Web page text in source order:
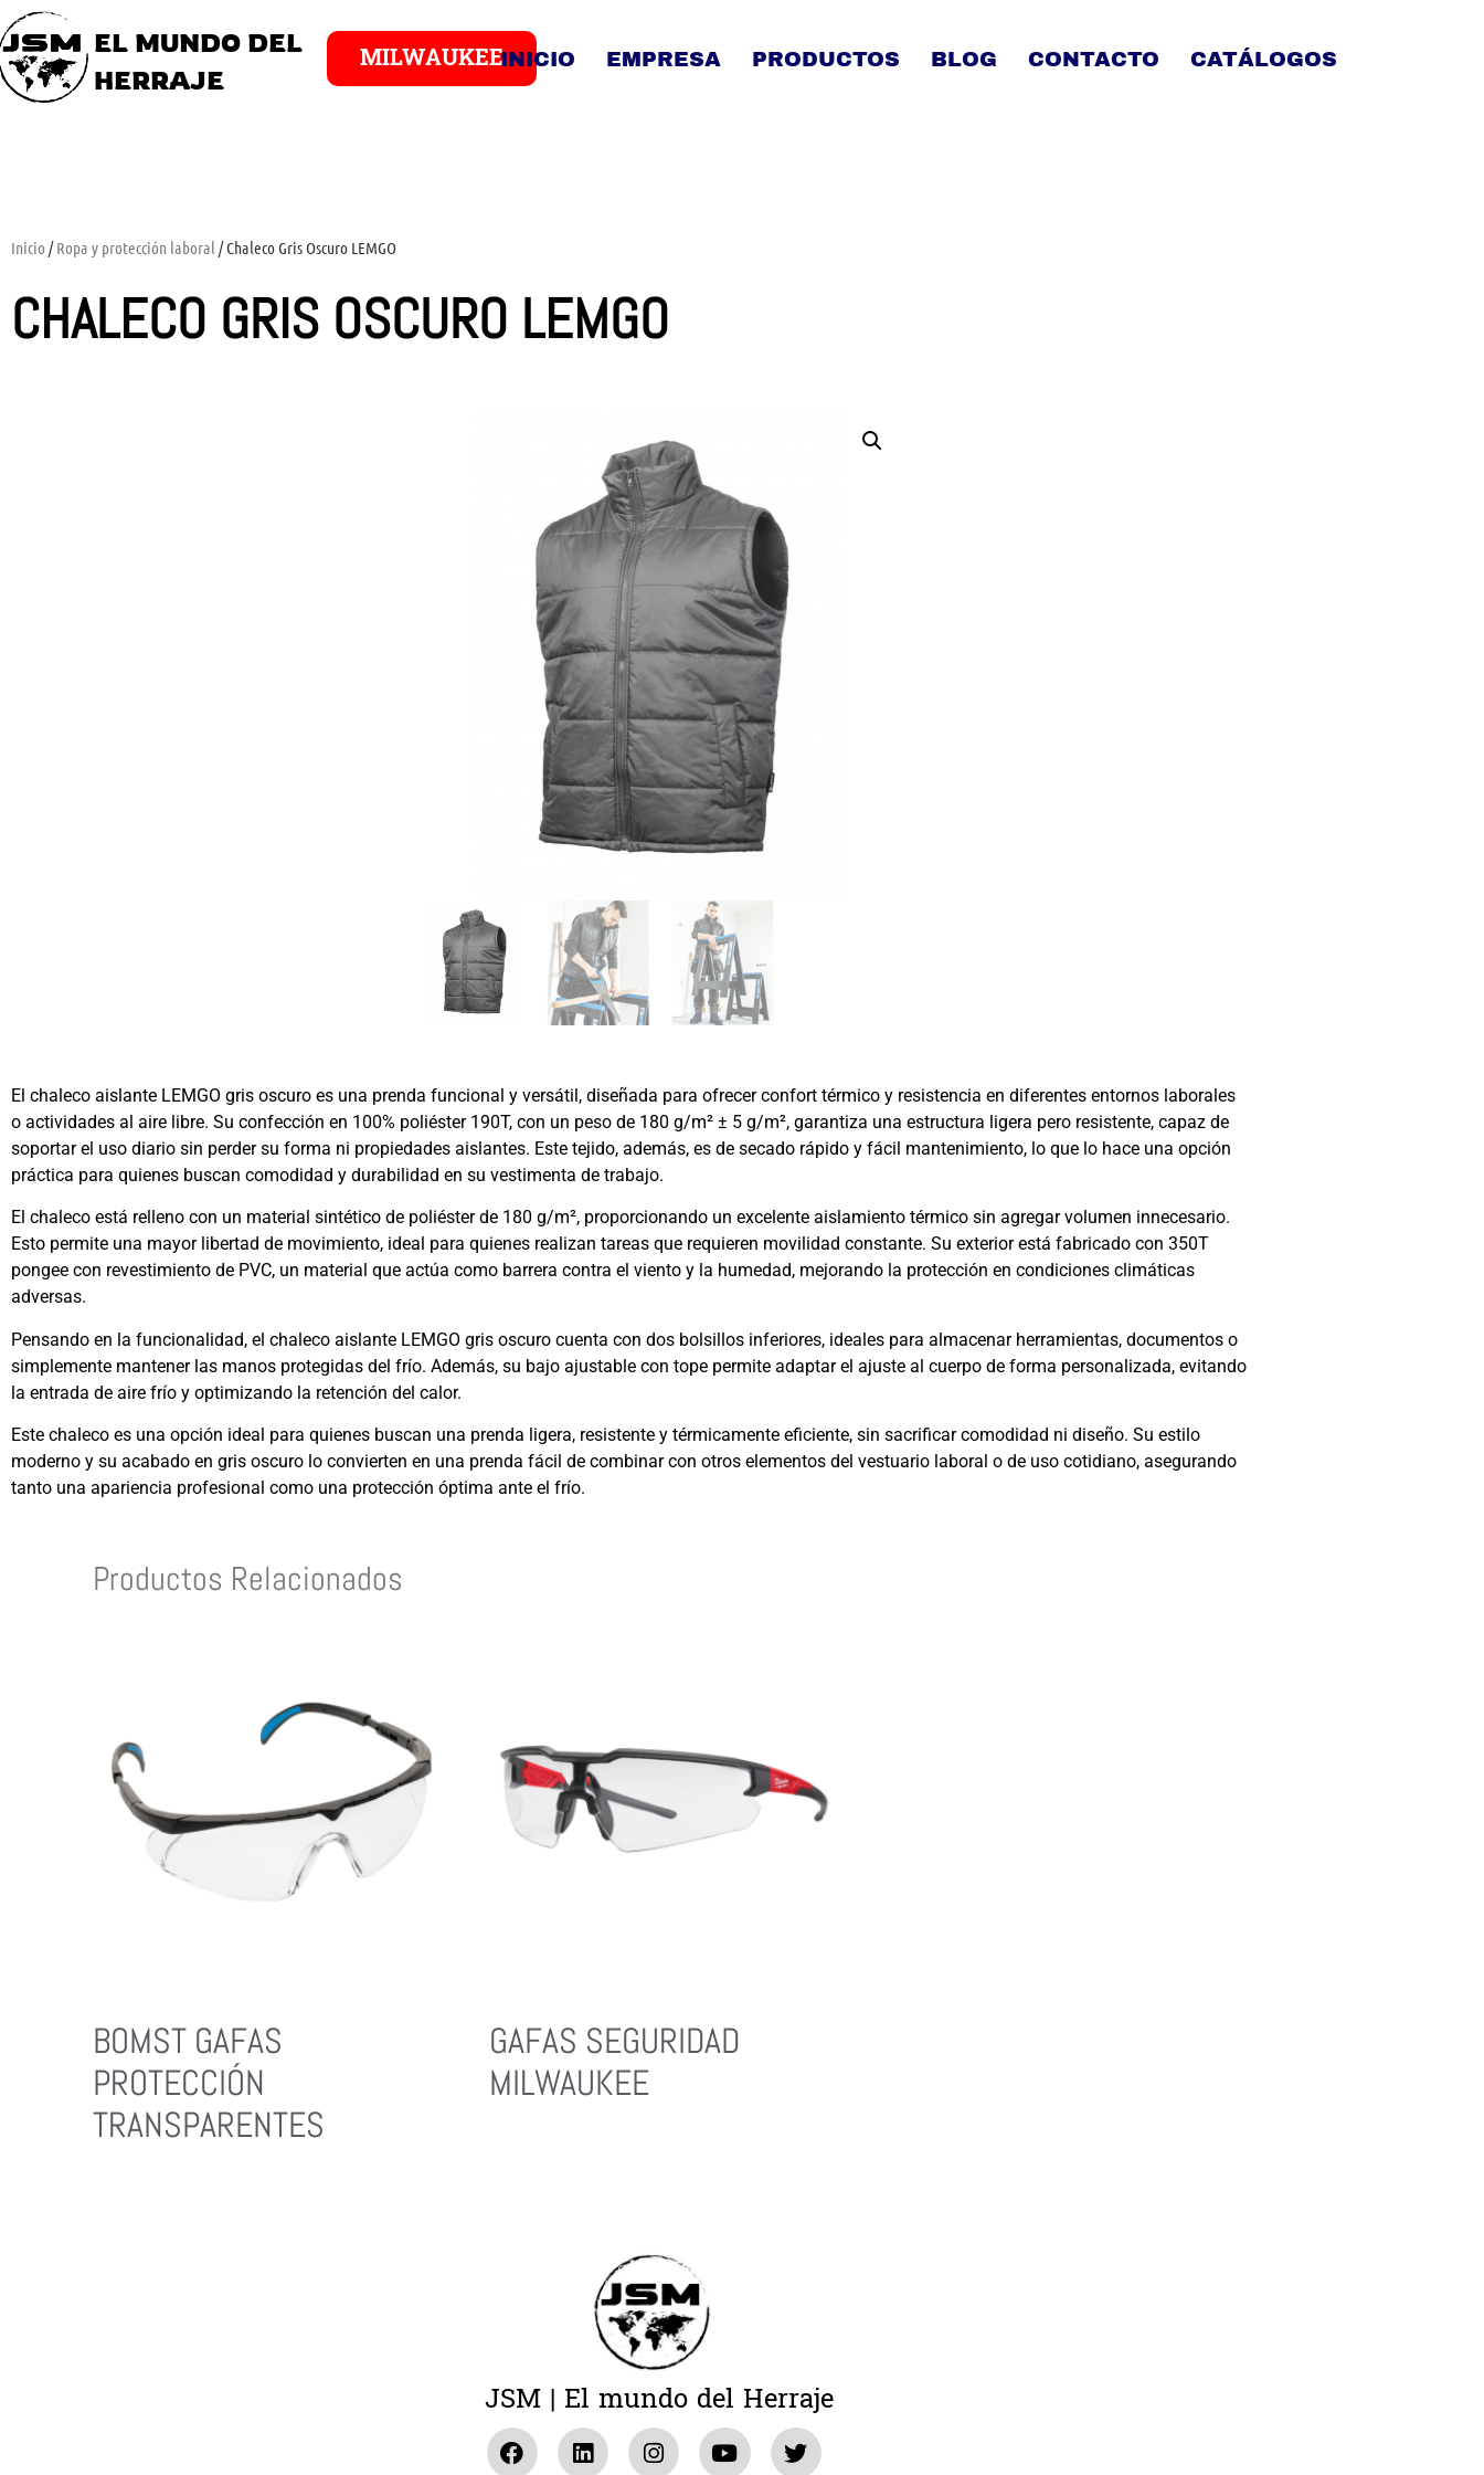
EL MUNDO DEL
HERRAJE
MILWAUKEEINICIO EMPRESA PRODUCTOS BLOG CONTACTO CATÁLOGOS
Inicio /Ropa y protección laboral / Chaleco Gris Oscuro LEMGO
CHALECO GRIS OSCURO LEMGO
El chaleco aislante LEMGO gris oscuro es una prenda funcional y versátil, diseñada para ofrecer confort térmico y resistencia en diferentes entornos laborales
o actividades al aire libre. Su confección en 100% poliéster 190T, con un peso de 180 g/m² ± 5 g/m², garantiza una estructura ligera pero resistente, capaz de
soportar el uso diario sin perder su forma ni propiedades aislantes. Este tejido, además, es de secado rápido y fácil mantenimiento, lo que lo hace una opción
práctica para quienes buscan comodidad y durabilidad en su vestimenta de trabajo.
El chaleco está relleno con un material sintético de poliéster de 180 g/m², proporcionando un excelente aislamiento térmico sin agregar volumen innecesario.
Esto permite una mayor libertad de movimiento, ideal para quienes realizan tareas que requieren movilidad constante. Su exterior está fabricado con 350T
pongee con revestimiento de PVC, un material que actúa como barrera contra el viento y la humedad, mejorando la protección en condiciones climáticas
adversas.
Pensando en la funcionalidad, el chaleco aislante LEMGO gris oscuro cuenta con dos bolsillos inferiores, ideales para almacenar herramientas, documentos o
simplemente mantener las manos protegidas del frío. Además, su bajo ajustable con tope permite adaptar el ajuste al cuerpo de forma personalizada, evitando
la entrada de aire frío y optimizando la retención del calor.
Este chaleco es una opción ideal para quienes buscan una prenda ligera, resistente y térmicamente eficiente, sin sacrificar comodidad ni diseño. Su estilo
moderno y su acabado en gris oscuro lo convierten en una prenda fácil de combinar con otros elementos del vestuario laboral o de uso cotidiano, asegurando
tanto una apariencia profesional como una protección óptima ante el frío.
Productos Relacionados
BOMST GAFAS
PROTECCIÓN
TRANSPARENTES
GAFAS SEGURIDAD
MILWAUKEE
JSM | El mundo del Herraje